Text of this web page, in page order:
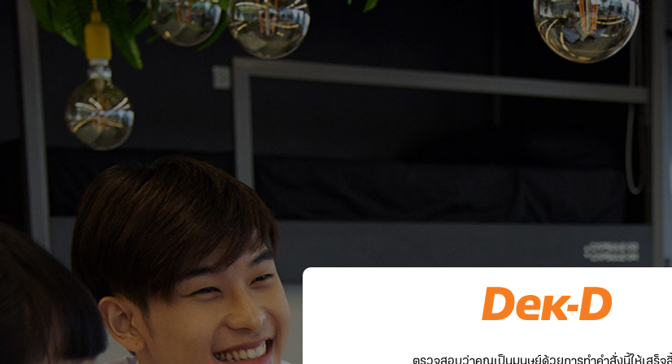
ตรวจสอบว่าคุณเป็นมนุษย์ด้วยการทำคำสั่งนี้ให้เสร็จ